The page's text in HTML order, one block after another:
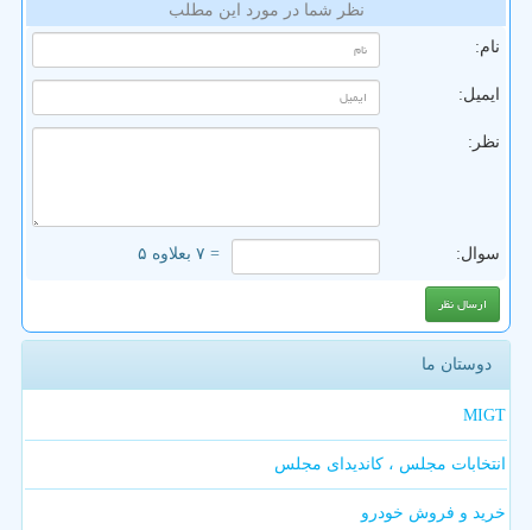
نظر شما در مورد این مطلب
نام:
ایمیل:
نظر:
سوال: = ۷ بعلاوه ۵
دوستان ما
MIGT
انتخابات مجلس ، کاندیدای مجلس
خرید و فروش خودرو